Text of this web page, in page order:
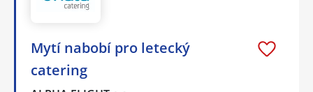
Mytí nabobí pro letecký
catering